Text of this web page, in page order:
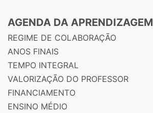
AGENDA DA APRENDIZAGEM
REGIME DE COLABORAÇÃO
ANOS FINAIS
TEMPO INTEGRAL
VALORIZAÇÃO DO PROFESSOR
FINANCIAMENTO
ENSINO MÉDIO